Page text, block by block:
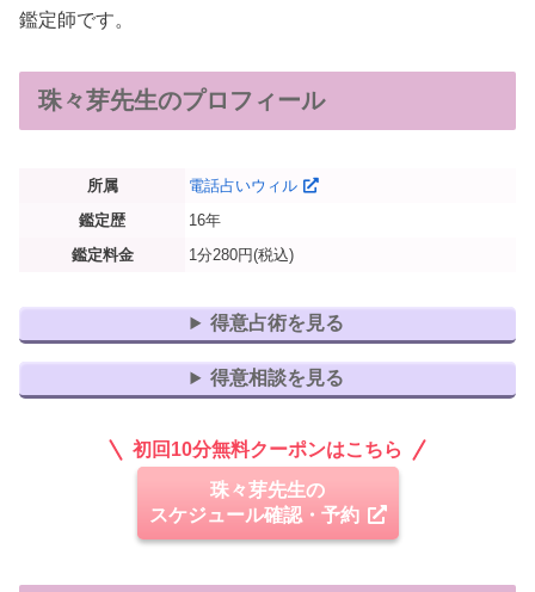
鑑定師です。
珠々芽先生のプロフィール
所属
電話占いウィル
鑑定歴
16年
鑑定料金
1分280円(税込)
得意占術を見る
得意相談を見る
初回10分無料クーポンはこちら
珠々芽先生の
スケジュール確認・予約